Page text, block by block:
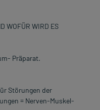
WOFÜR WIRD ES
Präparat.
Störungen der
= Nerven-Muskel-